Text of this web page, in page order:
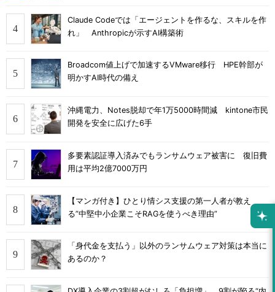
Claude Codeでは「エージェントを作るな、スキルを作
れ」 Anthropicが示すAI構築術
Broadcom値上げで加速するVMware移行 HPE幹部が
明かすAI時代の備え
沖縄電力、Notes脱却で年1万5000時間減 kintone市民
開発を安全に広げた6手
多要素認証導入済みでもランサムウェア被害に 復旧費
用は平均2億7000万円
【マンガ付き】ひとり情シス支援の第一人者が教え
る”中堅中小企業こそRAGを使うべき理由”
「身代金を支払う」以外のランサムウェア対策は本当に
あるのか？